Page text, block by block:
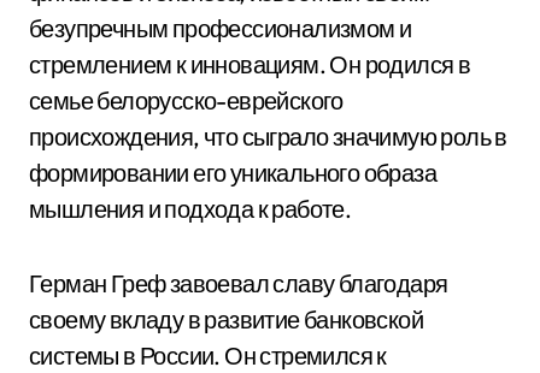
безупречным профессионализмом и
стремлением к инновациям. Он родился в
семье белорусско-еврейского
происхождения, что сыграло значимую роль в
формировании его уникального образа
мышления и подхода к работе.
Герман Греф завоевал славу благодаря
своему вкладу в развитие банковской
системы в России. Он стремился к